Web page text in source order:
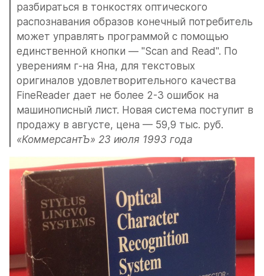
разбираться в тонкостях оптического
распознавания образов конечный потребитель
может управлять программой с помощью
единственной кнопки — "Scan and Read". По
уверениям г-на Яна, для текстовых
оригиналов удовлетворительного качества
FineReader дает не более 2-3 ошибок на
машинописный лист. Новая система поступит в
продажу в августе, цена — 59,9 тыс. руб.
«КоммерсантЪ» 23 июля 1993 года